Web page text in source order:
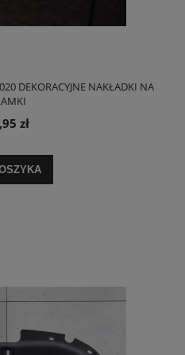
DEKORACYJNE NAKŁADKI NA
zł